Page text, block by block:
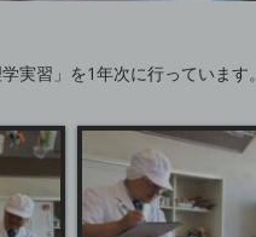
実習」を1年次に行っています。